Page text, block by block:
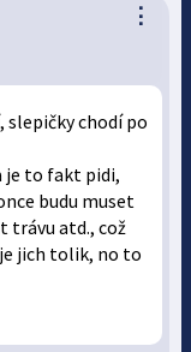
⋮
chodí po
je to fakt pidi,
budu muset
trávu atd., což
je jich tolik, no to